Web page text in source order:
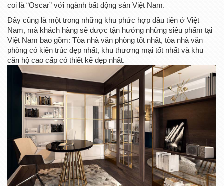
coi là “Oscar” với ngành bất động sản Việt Nam.
Đây cũng là một trong những khu phức hợp đầu tiên ở Việt
Nam, mà khách hàng sẽ được tận hưởng những siêu phẩm tại
Việt Nam bao gồm: Tòa nhà văn phòng tốt nhất, tòa nhà văn
phòng có kiến trúc đẹp nhất, khu thương mại tốt nhất và khu
căn hộ cao cấp có thiết kế đẹp nhất.